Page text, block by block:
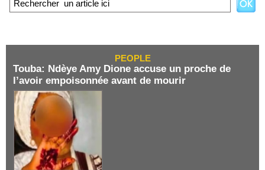
PEOPLE
Touba: Ndèye Amy Dione accuse un proche de
l’avoir empoisonnée avant de mourir